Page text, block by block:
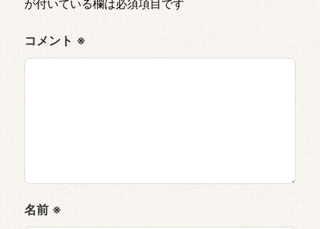
が付いている欄は必須項目です
コメント ※
名前 ※